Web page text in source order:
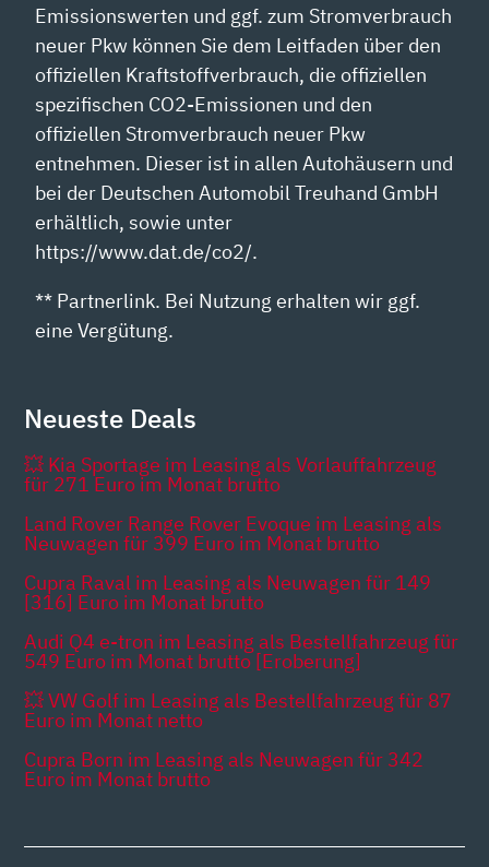
Emissionswerten und ggf. zum Stromverbrauch
neuer Pkw können Sie dem Leitfaden über den
offiziellen Kraftstoffverbrauch, die offiziellen
spezifischen CO2-Emissionen und den
offiziellen Stromverbrauch neuer Pkw
entnehmen. Dieser ist in allen Autohäusern und
bei der Deutschen Automobil Treuhand GmbH
erhältlich, sowie unter
https://www.dat.de/co2/.
** Partnerlink. Bei Nutzung erhalten wir ggf.
eine Vergütung.
Neueste Deals
💥 Kia Sportage im Leasing als Vorlauffahrzeug
für 271 Euro im Monat brutto
Land Rover Range Rover Evoque im Leasing als
Neuwagen für 399 Euro im Monat brutto
Cupra Raval im Leasing als Neuwagen für 149
[316] Euro im Monat brutto
Audi Q4 e-tron im Leasing als Bestellfahrzeug für
549 Euro im Monat brutto [Eroberung]
💥 VW Golf im Leasing als Bestellfahrzeug für 87
Euro im Monat netto
Cupra Born im Leasing als Neuwagen für 342
Euro im Monat brutto